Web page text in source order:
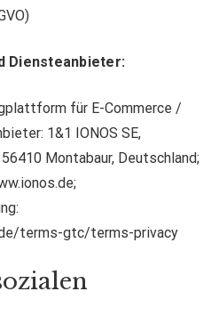
Diensteanbieter:
für E-Commerce /
1&1 IONOS SE,
Montabaur, Deutschland;
;
terms-gtc/terms-privacy